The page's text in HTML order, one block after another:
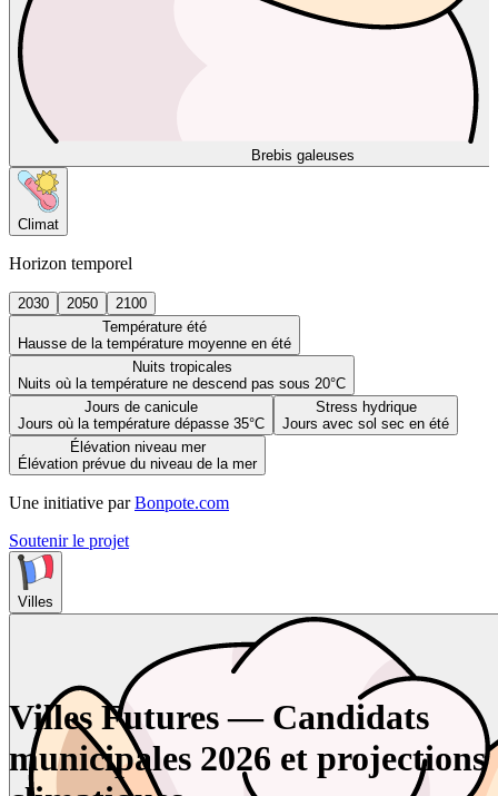
Brebis galeuses
Climat
Horizon temporel
2030 2050
2100
Température été
Hausse de la température moyenne en été
Nuits tropicales
Nuits où la température ne descend pas sous 20°C
Jours de canicule
Jours où la température dépasse 35°C
Stress hydrique
Jours avec sol sec en été
Élévation niveau mer
Élévation prévue du niveau de la mer
Une initiative par Bonpote.com
Soutenir le projet
Villes
Villes Futures — Candidats
municipales 2026 et projections